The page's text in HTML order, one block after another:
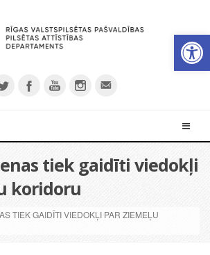
tiek gaidīti viedokļi
koridoru
TIEK GAIDĪTI VIEDOKĻI PAR ZIEMEĻU